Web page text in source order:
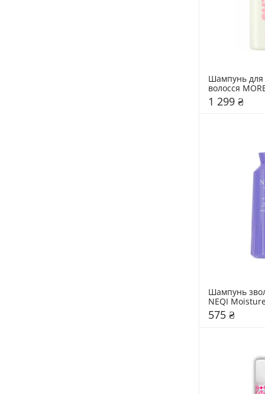
Шампунь для
волосся
Repair
1 299 ₴
Шампунь
NEQI
575 ₴